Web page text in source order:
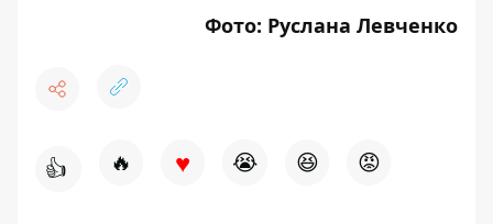
Фото: Руслана Левченко
👍 🔥 ♥ 😭 😆 😡